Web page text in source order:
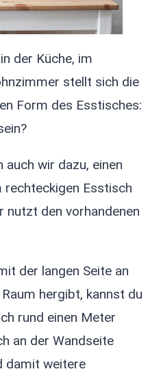
der Küche, im
stellt sich die
Form des Esstisches:
auch wir dazu, einen
rechteckigen Esstisch
nutzt den vorhandenen
der langen Seite an
hergibt, kannst du
rund einen Meter
an der Wandseite
damit weitere